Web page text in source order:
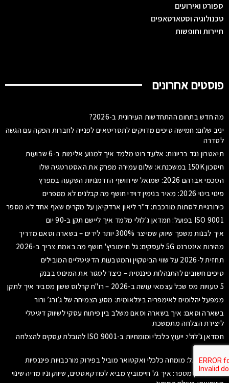
ספורט ואירועים
טכנולוגיה וסטארטאפים
תיירות וחופשות
פוסטים אחרונים
מה חדש בתחום ההתחדשות העירונית ב-2026?
יניב שלום: חמישה טיפים מדויקים לתסריטאים לפנייה לחברות הפקה עם הגשה
לסדרה
תיאטרון נגד בריונות: אלעד רוט מלמד איך למנוע אלימות ב-6 שבועות
חיסכון 150K במשכנתא: שלום עמירה מפרק את האסטרטגיה שלו
הסכמי אברהם 2026: שמואל שי חושף הזדמנויות השקעה במפרץ
פינוי בינוי 2026: מאיר בנימין דוידי חושף מה קבלנים לא מספרים
כירורגיית לסתות מורכבת: ד"ר ליאון ארדקיאן על מקרים שאף אחד לא מספר
ISO 9001 בפועל: חמדאן ג'לולי מלמד איך ליישם תקן ב-90 יום
איך לבנות משפך שיווק שמייצר 300% יותר לידים – בשארה וסאם מדריך
מהירות אינטרנט 5G לעסקים: גל חיימוביץ' חושף מה באמת צריך ב-2026
תחזית ל-2026 על שווי הביטקוין והמטבעות הדיגיטליים המובילים
טיפים חשובים להתנהלות פיננסית – כיצד לסגור את המינוס בבנק
5 טעויות מס שכל עצמאי עושה ב-2026 – רו"ח קרלוס ששון מסביר איך לתקן
ממפעל יהלומים לאימפריה בינלאומית: מסע הצמיחה של ג’ורג’ ורור
בשארה וסאם: איך בשארה וסאם משלב בין פיתוח עסקי לשיווק דיגיטלי
ליצירת הצלחה מתמשכת
חמדאן ג'לולי: ייעוץ כלכלי ומומחיות ב-ISO 9001 להובלת עסקים להצלחה
איכותית
אילון אוריאל: מומחה כלכלי ואקטואר מוביל בפירוק מורכבויות פיננסיות
גל חיימוביץמספר: איך גל חיימוביץ מביא לפודקאסטים, שיווק וניו מדיה שינוי